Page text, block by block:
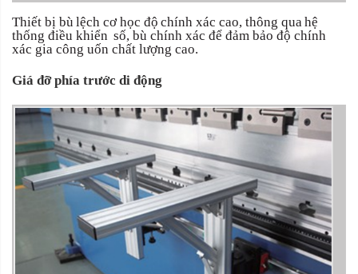
Thiết bị bù lệch cơ học độ chính xác cao, thông qua hệ
thống điều khiển số, bù chính xác để đảm bảo độ chính
xác gia công uốn chất lượng cao.
Giá đỡ phía trước di động